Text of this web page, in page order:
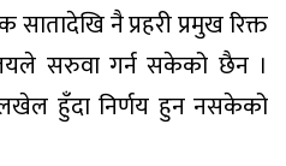
सातादेखि नै प्रहरी प्रमुख रिक्त
सरुवा गर्न सकेको छैन ।
हुँदा निर्णय हुन नसकेको